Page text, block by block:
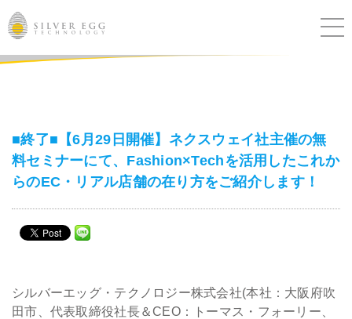
導入事例
ブログ
ニュース
■終了■【6月29日開催】ネクスウェイ社主催の無
料セミナーにて、Fashion×Techを活用したこれか
らのEC・リアル店舗の在り方をご紹介します！
シルバーエッグ・テクノロジー株式会社(本社：大阪府吹
田市、代表取締役社長＆CEO：トーマス・フォーリー、